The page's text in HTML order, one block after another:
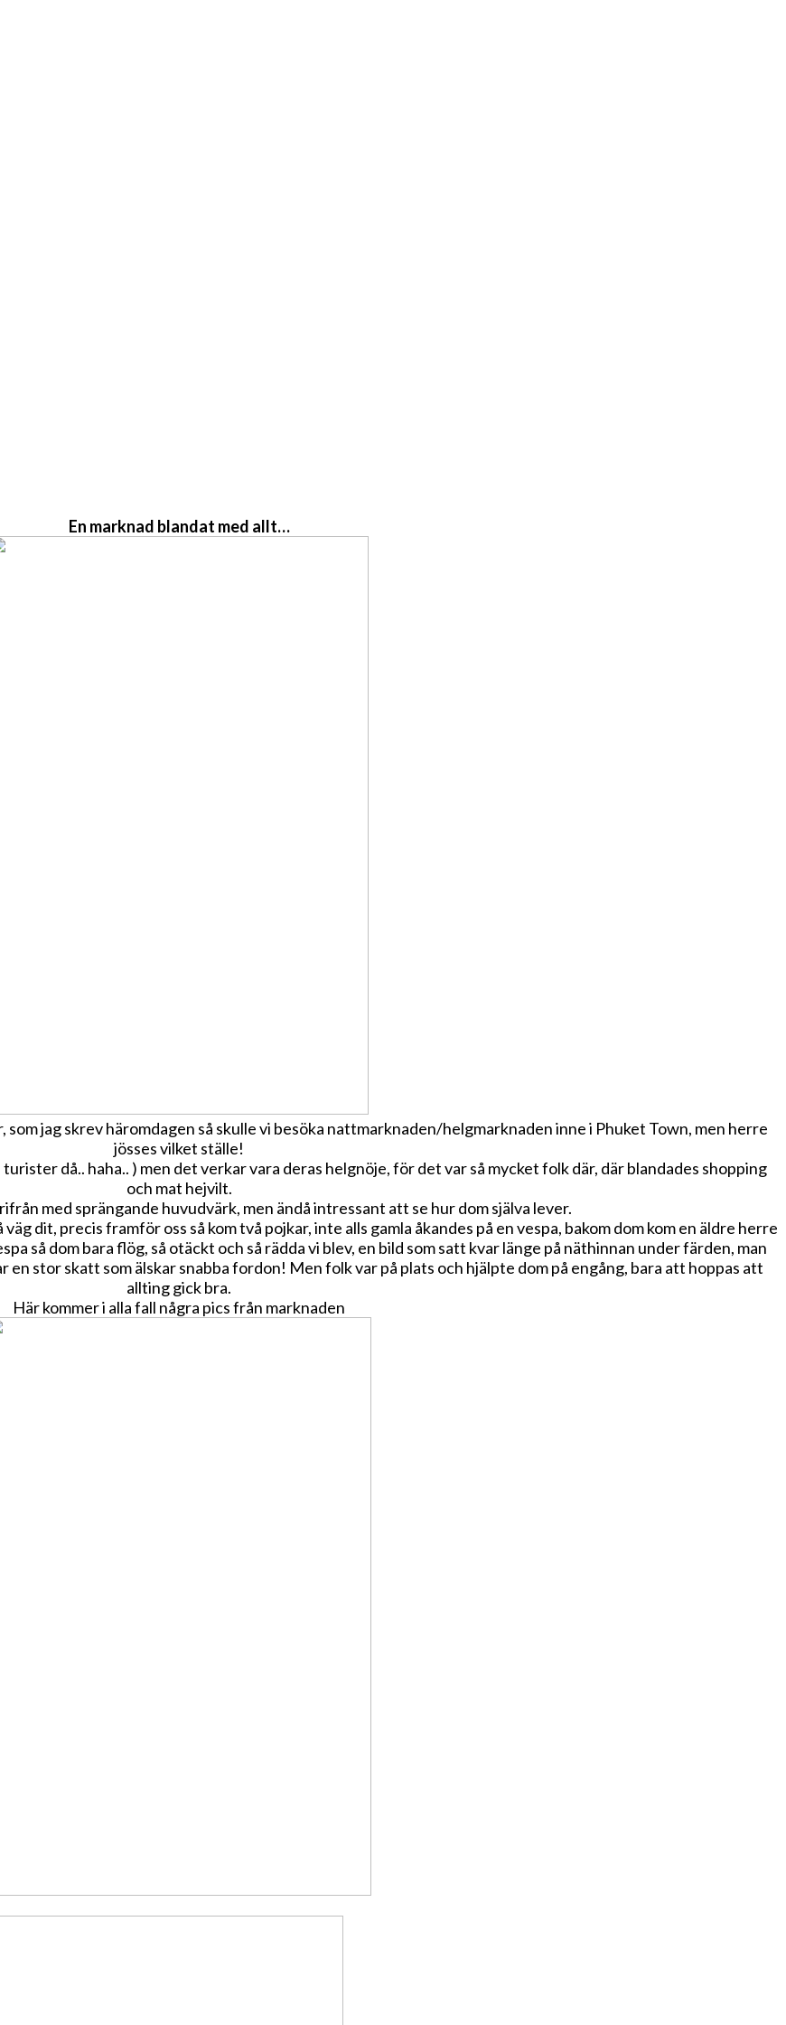
En marknad blandat med allt…
som jag skrev häromdagen så skulle vi besöka nattmarknaden/helgmarknaden inne i Phuket Town, men herre
jösses vilket ställe!
då.. haha.. ) men det verkar vara deras helgnöje, för det var så mycket folk där, där blandades shopping
och mat hejvilt.
med sprängande huvudvärk, men ändå intressant att se hur dom själva lever.
dit, precis framför oss så kom två pojkar, inte alls gamla åkandes på en vespa, bakom dom kom en äldre herre
så dom bara flög, så otäckt och så rädda vi blev, en bild som satt kvar länge på näthinnan under färden, man
stor skatt som älskar snabba fordon! Men folk var på plats och hjälpte dom på engång, bara att hoppas att
allting gick bra.
Här kommer i alla fall några pics från marknaden